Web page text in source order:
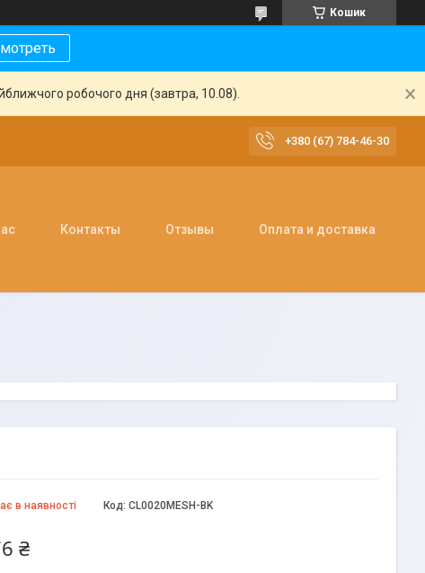
Кошик
робочого дня (завтра, 10.08).
+380 (67) 784-46-30
Контакты Отзывы Оплата и доставка
в наявності Код: CL0020MESH-BK
₴